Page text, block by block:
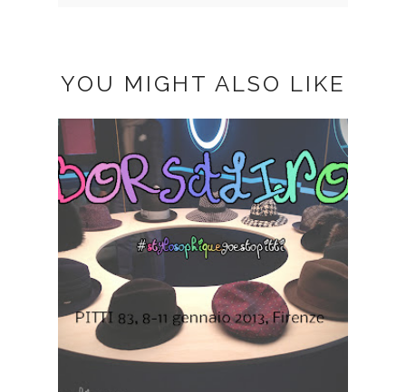
YOU MIGHT ALSO LIKE